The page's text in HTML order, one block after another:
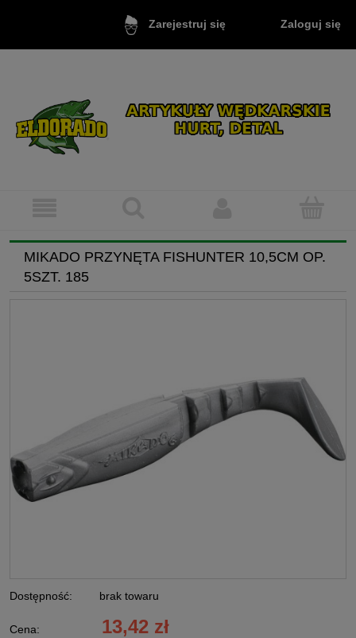
Zarejestruj się Zaloguj się
MIKADO PRZYNĘTA FISHUNTER 10,5CM OP.
5SZT. 185
Dostępność: brak towaru
Cena: 13,42 zł